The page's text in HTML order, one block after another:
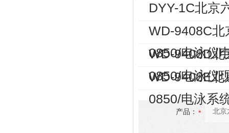
DYY-1C北京
WD-9408C
0850/电泳仪
WD-9408D
0850/电泳仪
WD-9408E北
0850/电泳系
产品：